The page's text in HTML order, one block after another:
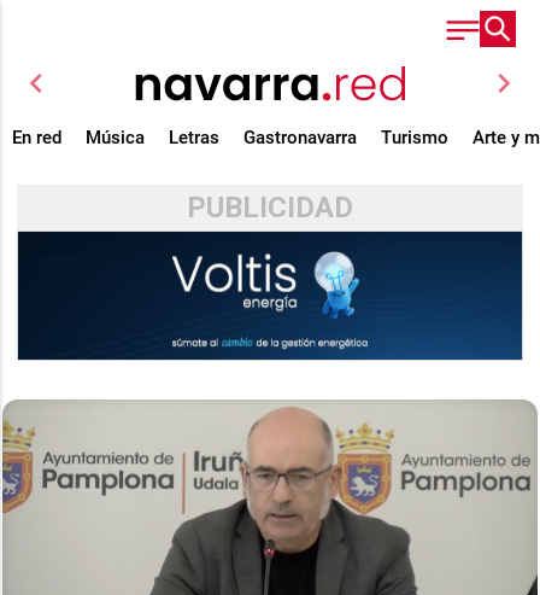
chevron_left chevron_right
En red Música Letras Gastronavarra Turismo Arte y
PUBLICIDAD